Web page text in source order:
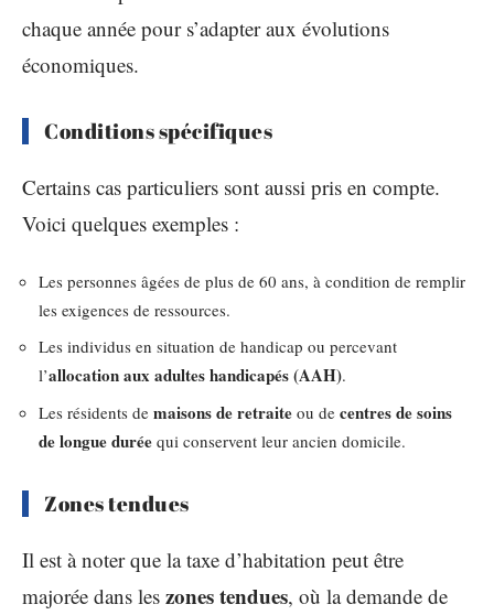
chaque année pour s’adapter aux évolutions
économiques.
Conditions spécifiques
Certains cas particuliers sont aussi pris en compte.
Voici quelques exemples :
Les personnes âgées de plus de 60 ans, à condition de remplir
les exigences de ressources.
Les individus en situation de handicap ou percevant
l’allocation aux adultes handicapés (AAH).
Les résidents de maisons de retraite ou de centres de soins
de longue durée qui conservent leur ancien domicile.
Zones tendues
Il est à noter que la taxe d’habitation peut être
majorée dans les zones tendues, où la demande de